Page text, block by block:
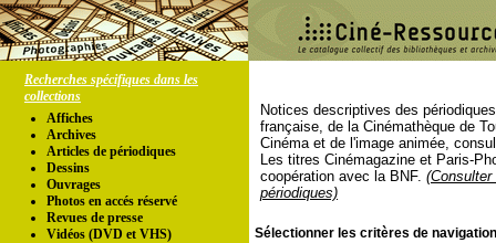
Recherches spécifiques dans les
collections
Affiches
Archives
Articles de périodiques
Dessins
Ouvrages
Photos en accés réservé
Revues de presse
Vidéos (DVD et VHS)
Notices descriptives des
française, de la Cinémathèque de
Cinéma et de l'image animée,
Les titres Cinémagazine et Paris-
coopération avec la BNF.
périodiques)
Sélectionner les critères de